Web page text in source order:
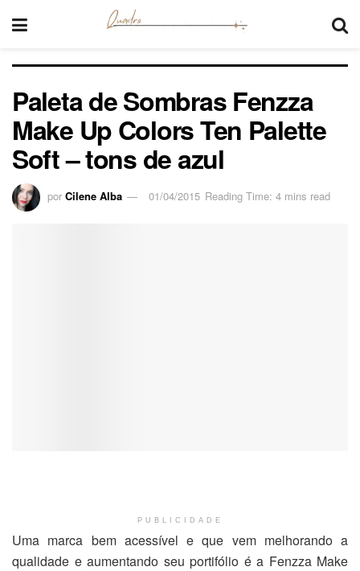
Paleta de Sombras Fenzza
Make Up Colors Ten Palette
Soft – tons de azul
por Cilene Alba 01/04/2015 Reading Time: 4 mins read
PUBLICIDADE
Uma marca bem acessível e que vem melhorando a
qualidade e aumentando seu portifólio é a Fenzza Make